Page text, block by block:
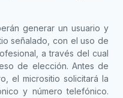
generar un usuario y
señalado, con el uso de
a través del cual
de elección. Antes de
el micrositio solicitará la
y número telefónico.